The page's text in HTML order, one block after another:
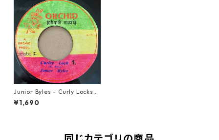
Junior Byles - Curly Locks
【7-21064】
¥1,690